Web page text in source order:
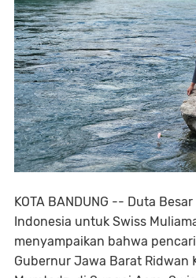
KOTA BANDUNG -- Duta
Indonesia untuk Swiss
menyampaikan bahwa
Gubernur Jawa Barat Ridwan